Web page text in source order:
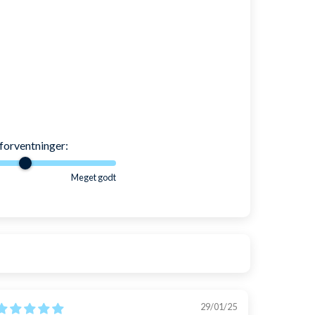
Meget godt
29/01/25